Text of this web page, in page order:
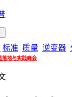
标准 质量 逆变器
落地与实践峰会